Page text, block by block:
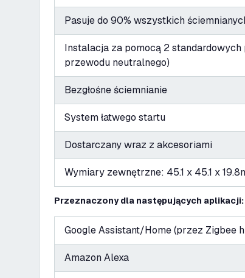
Pasuje do 90% wszystkich
Instalacja za pomocą 2
przewodu neutralnego)
Bezgłośne ściemnianie
System łatwego startu
Dostarczany wraz z akcesoriami
Wymiary zewnętrzne: 45.1 x 45.1 x
Przeznaczony dla następujących aplikacji:
Google Assistant/Home (przez Zigbee
Amazon Alexa